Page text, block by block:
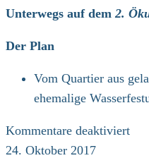
Unterwegs auf dem 2.
Der Plan
Vom Quartier aus
ehemalige
Kommentare deaktiviertfür
24. Oktober 2017